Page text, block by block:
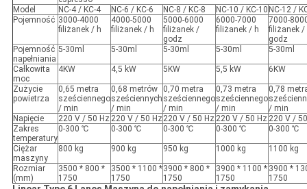
Model
NC-4 / KC-4 NC-6 / KC-6 NC-8 / KC-8 NC-10 / KC-10 NC-12 /
Pojemność 3000-4000
filiżanek / h
4000-5000
filiżanek / h
5000-6000
filiżanek /
godz
6000-7000
filiżanek / h
7000-
filiżanek /
godz
Pojemność
napełniania
5-30ml 5-30ml 5-30ml 5-30ml 5-30ml
Całkowita
moc
4KW 4,5 kW 5KW 5,5 kW 6KW
Zużycie
powietrza
0,65 metra
sześciennego
/ min
0,68 metrów
sześciennych
/ min
0,70 metra
sześciennego
/ min
0,73 metra
sześciennego
/ min
0,78
/ min
Napięcie
220 V / 50 Hz 220 V / 50 Hz220 V / 50 Hz 220 V / 50 Hz 220 V /
Zakres
temperatury
0-300 ℃ 0-300 ℃ 0-300 ℃ 0-300 ℃ 0-300 ℃
Ciężar
maszyny
800 kg 900 kg 950 kg 1000 kg 1100 kg
Rozmiar
(mm)
3500 * 800 *
1750
3500 * 1100 *
1750
3900 * 800 *
1750
3900 * 1100 *
1750
3900 *
1750